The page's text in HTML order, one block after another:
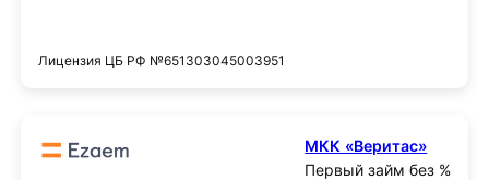
Лицензия ЦБ РФ №651303045003951
МКК «Веритас»
Первый займ без %